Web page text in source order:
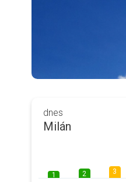
dnes
Milán
1
2
3